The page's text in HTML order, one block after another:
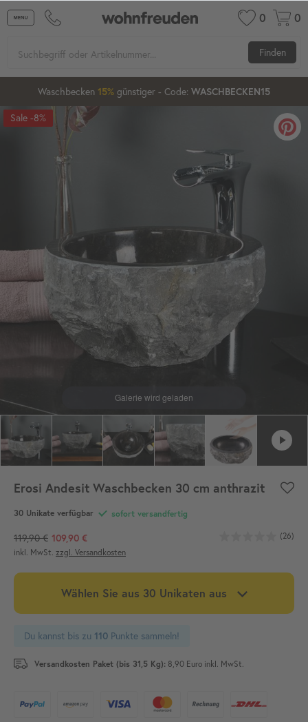
0 0
Finden
15%
Waschbecken ab 80 cm20%günstiger- Code:XXL-20
-8%
Erosi Andesit Waschbecken 30 cm anthrazit
30 Unikate verfügbar sofort versandfertig
119,90 € 109,90 €
(26)
inkl. MwSt. zzgl. Versandkosten
Wählen Sie aus 30 Unikaten aus
Du kannst bis zu 110 Punkte sammeln!
Versandkosten Paket (bis 31,5 Kg): 8,90 Euro inkl. MwSt.